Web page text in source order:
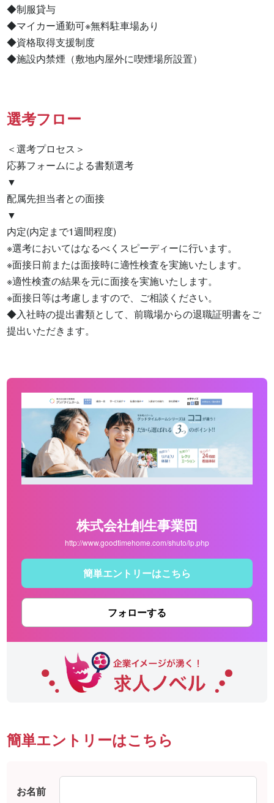
◆制服貸与
◆マイカー通勤可※無料駐車場あり
◆資格取得支援制度
◆施設内禁煙（敷地内屋外に喫煙場所設置）
選考フロー
＜選考プロセス＞
応募フォームによる書類選考
▼
配属先担当者との面接
▼
内定(内定まで1週間程度)
※選考においてはなるべくスピーディーに行います。
※面接日前または面接時に適性検査を実施いたします。
※適性検査の結果を元に面接を実施いたします。
※面接日等は考慮しますので、ご相談ください。
◆入社時の提出書類として、前職場からの退職証明書をご
提出いただきます。
株式会社創生事業団
http://www.goodtimehome.com/shuto/lp.php
簡単エントリーはこちら
フォローする
簡単エントリーはこちら
お名前